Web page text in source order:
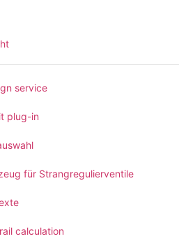
service
plug-in
für Strangregulierventile
calculation